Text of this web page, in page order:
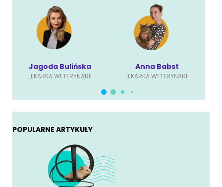
Jagoda Bulińska
LEKARKA WETERYNARII
Anna Babst
LEKARKA WETERYNARII
POPULARNE ARTYKUŁY